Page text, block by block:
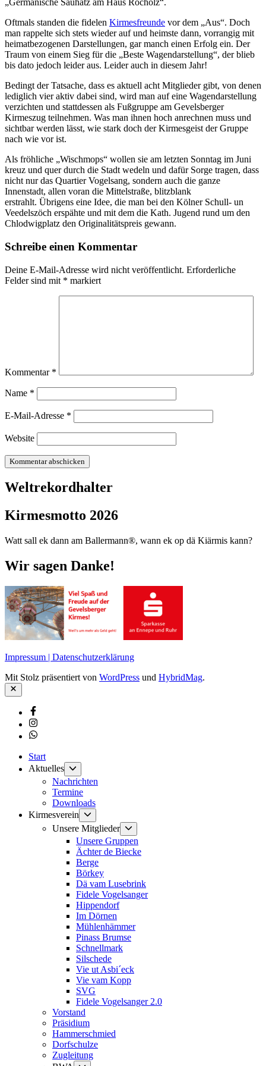
„Germanische Sauhatz am Haus Rocholz“.
Oftmals standen die fidelen Kirmesfreunde vor dem „Aus“. Doch
man rappelte sich stets wieder auf und heimste dann, vorrangig mit
heimatbezogenen Darstellungen, gar manch einen Erfolg ein. Der
Traum von einem Sieg für die „Beste Wagendarstellung“, der blieb
bis dato jedoch leider aus. Leider auch in diesem Jahr!
Bedingt der Tatsache, dass es aktuell acht Mitglieder gibt, von denen
lediglich vier aktiv dabei sind, wird man auf eine Wagendarstellung
verzichten und stattdessen als Fußgruppe am Gevelsberger
Kirmeszug teilnehmen. Was man ihnen hoch anrechnen muss und
sichtbar werden lässt, wie stark doch der Kirmesgeist der Gruppe
nach wie vor ist.
Als fröhliche „Wischmops“ wollen sie am letzten Sonntag im Juni
kreuz und quer durch die Stadt wedeln und dafür Sorge tragen, dass
nicht nur das Quartier Vogelsang, sondern auch die ganze
Innenstadt, allen voran die Mittelstraße, blitzblank
erstrahlt. Übrigens eine Idee, die man bei den Kölner Schull- un
Veedelszöch erspähte und mit dem die Kath. Jugend rund um den
Chlodwigplatz den Originalitätspreis gewann.
Schreibe einen Kommentar
Deine E-Mail-Adresse wird nicht veröffentlicht. Erforderliche
Felder sind mit * markiert
Kommentar *
Name *
E-Mail-Adresse *
Website
Weltrekordhalter
Kirmesmotto 2026
Watt sall ek dann am Ballermann®, wann ek op dä Kiärmis kann?
Wir sagen Danke!
Impressum | Datenschutzerklärung
Mit Stolz präsentiert von WordPress und HybridMag.
Schließen
Facebook
Instagram
Whatsapp
Start
Aktuelles
Untermenü
anzeigen
Nachrichten
Termine
Downloads
Kirmesverein
anzeigen
Unsere Mitglieder
anzeigen
Unsere Gruppen
Ächter de Biecke
Berge
Börkey
Dä vam Lusebrink
Fidele Vogelsanger
Hippendorf
Im Dörnen
Mühlenhämmer
Pinass Brumse
Schnellmark
Silschede
Vie ut Asbi´eck
Vie vam Kopp
SVG
Fidele Vogelsanger 2.0
Vorstand
Präsidium
Hammerschmied
Dorfschulze
Zugleitung